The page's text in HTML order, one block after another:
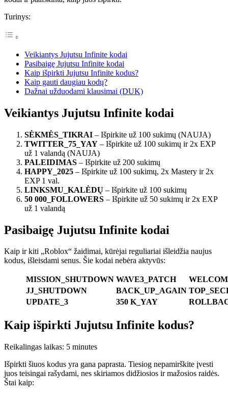
Turinys:
Veikiantys Jujutsu Infinite kodai
Pasibaigę Jujutsu Infinite kodai
Kaip išpirkti Jujutsu Infinite kodus?
Kaip gauti daugiau kodų?
Dažnai užduodami klausimai (DUK)
Veikiantys Jujutsu Infinite kodai
SĖKMĖS_TIKRAI – Išpirkite už 100 sukimų (NAUJA)
TWITTER_75_YAY – Išpirkite už 100 sukimų ir 2x EXP
už 1 valandą (NAUJA)
PALEIDIMAS – Išpirkite už 200 sukimų
HAPPY_2025 – Išpirkite už 100 sukimų, 2x Mastery ir 2x
EXP 1 val.
LINKSMU_KALĖDŲ – Išpirkite už 100 sukimų
50 000_FOLLOWERS – Išpirkite už 50 sukimų ir 2x EXP
už 1 valandą
Pasibaigę Jujutsu Infinite kodai
Kaip ir kiti „Roblox“ žaidimai, kūrėjai reguliariai išleidžia naujus
kodus, išleisdami senus. Šie kodai nebėra aktyvūs:
MISSION_SHUTDOWN WAVE3_PATCH
JJ_SHUTDOWN
BACK_UP_AGAIN
UPDATE_3
350 K_YAY
Kaip išpirkti Jujutsu Infinite kodus?
Reikalingas laikas: 5 minutes
Išpirkti šiuos kodus yra gana paprasta. Tiesiog nepamirškite įvesti
juos teisingai rašydami, nes skiriamos didžiosios ir mažosios raidės.
Štai kaip: